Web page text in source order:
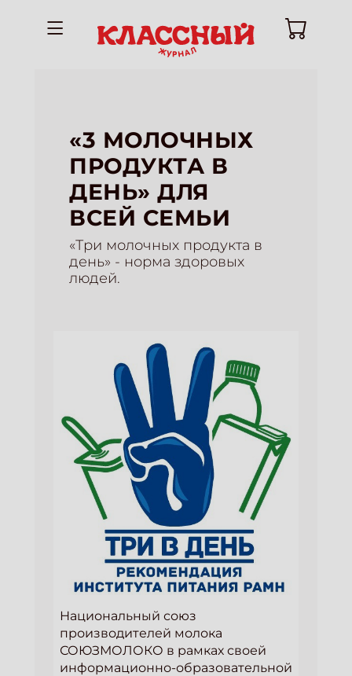
«3 МОЛОЧНЫХ
ПРОДУКТА В
ДЕНЬ» ДЛЯ
ВСЕЙ СЕМЬИ
«Три молочных продукта в
день» - норма здоровых
людей.
Национальный союз
производителей молока
СОЮЗМОЛОКО в рамках своей
информационно-образовательной